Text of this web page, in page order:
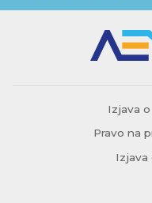
Izjava
Pravo na
Izjava